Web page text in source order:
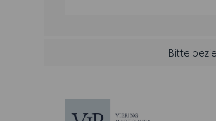
Bitte